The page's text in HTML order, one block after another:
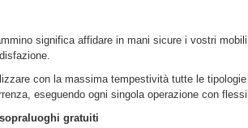
significa affidare in mani sicure i vostri
con la massima tempestività tutte le
eseguendo ogni singola operazione con
gratuiti